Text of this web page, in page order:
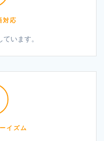
対応
います。
イズム